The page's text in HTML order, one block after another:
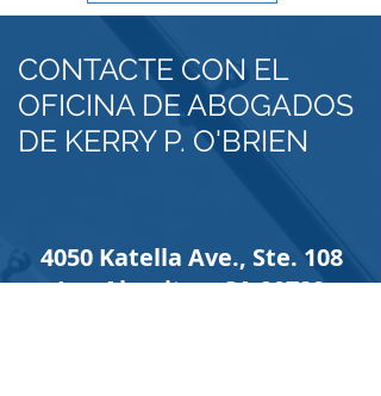
CONTACTE CON EL
OFICINA DE ABOGADOS
DE KERRY P. O'BRIEN
4050 Katella Ave., Ste. 108
Los Alamitos, CA 90720